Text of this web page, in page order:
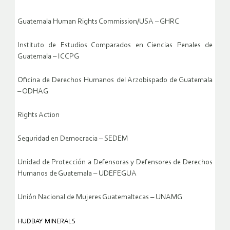
Guatemala Human Rights Commission/USA – GHRC
Instituto de Estudios Comparados en Ciencias Penales de
Guatemala – ICCPG
Oficina de Derechos Humanos del Arzobispado de Guatemala
– ODHAG
Rights Action
Seguridad en Democracia – SEDEM
Unidad de Protección a Defensoras y Defensores de Derechos
Humanos de Guatemala – UDEFEGUA
Unión Nacional de Mujeres Guatemaltecas – UNAMG
HUDBAY MINERALS